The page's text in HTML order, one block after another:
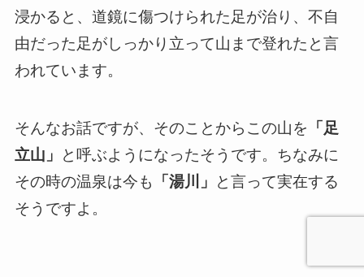
浸かると、 道鏡に傷つけられた足が治り、不自
由だった足がしっかり立って山まで登れた と言
われています。
そんなお話ですが、そのことからこの山を 「足
立山」
と呼ぶようになったそうです。ちなみに
その時の温泉は今も
「湯川」
と言って実在する
そうですよ。